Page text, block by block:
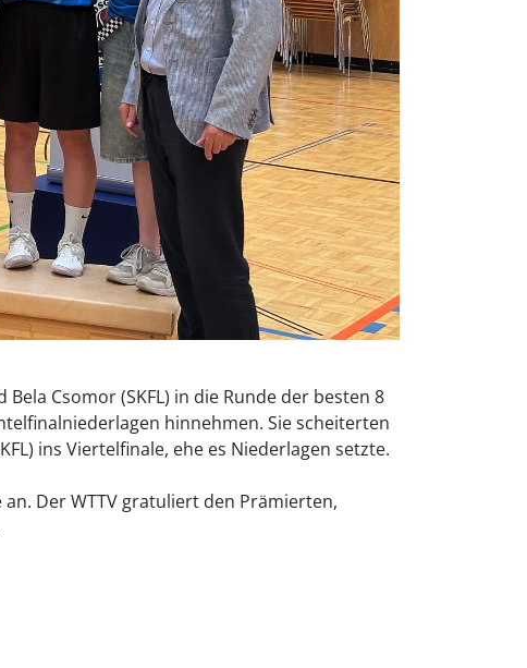
Csomor (SKFL) in die Runde der besten 8
hinnehmen. Sie scheiterten
ins Viertelfinale, ehe es Niederlagen setzte.
Der WTTV gratuliert den Prämierten,